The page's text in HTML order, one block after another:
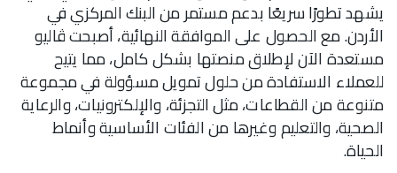
يشهد تطورًا سريعًا بدعم مستمر من البنك المركزي في
الأردن. مع الحصول على الموافقة النهائية، أصبحت ڤاليو
مستعدة الآن لإطلاق منصتها بشكل كامل، مما يتيح
للعملاء الاستفادة من حلول تمويل مسؤولة في مجموعة
متنوعة من القطاعات، مثل التجزئة، والإلكترونيات، والرعاية
الصحية، والتعليم وغيرها من الفئات الأساسية وأنماط
الحياة.